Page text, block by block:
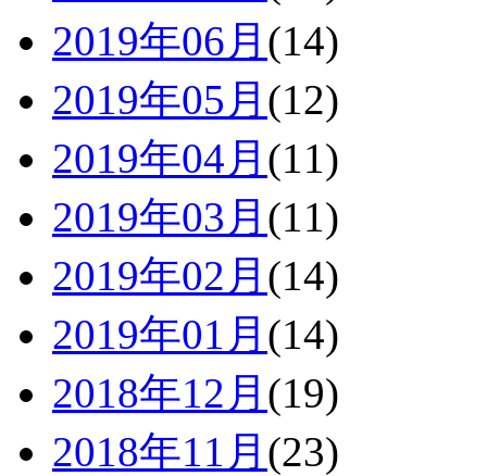
2019年06月 (14)
2019年05月 (12)
2019年04月 (11)
2019年03月 (11)
2019年02月 (14)
2019年01月 (14)
2018年12月 (19)
2018年11月 (23)